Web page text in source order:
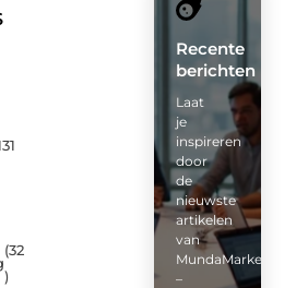
(32
)
Recente
berichten
Laat
je
inspireren
door
de
nieuwste
artikelen
van
MundaMarketing.nl
–